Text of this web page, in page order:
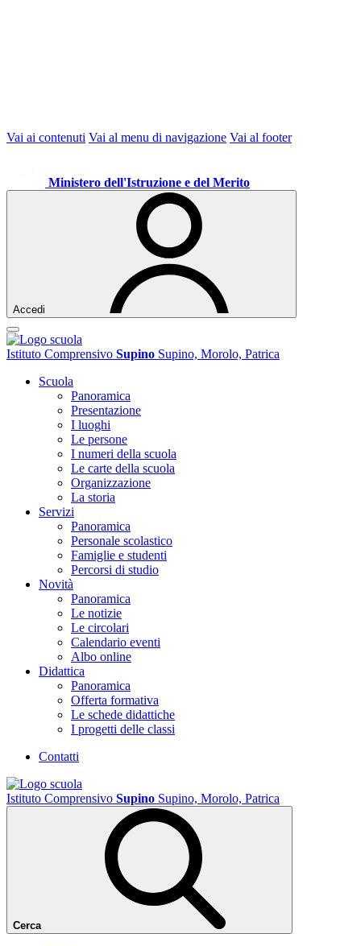
Vai ai contenuti Vai al menu di navigazione Vai al footer
Ministero dell'Istruzione e del Merito
Accedi
Istituto Comprensivo Supino Supino, Morolo, Patrica
Scuola
Panoramica
Presentazione
I luoghi
Le persone
I numeri della scuola
Le carte della scuola
Organizzazione
La storia
Servizi
Panoramica
Personale scolastico
Famiglie e studenti
Percorsi di studio
Novità
Panoramica
Le notizie
Le circolari
Calendario eventi
Albo online
Didattica
Panoramica
Offerta formativa
Le schede didattiche
I progetti delle classi
Contatti
Istituto Comprensivo Supino Supino, Morolo, Patrica
Cerca